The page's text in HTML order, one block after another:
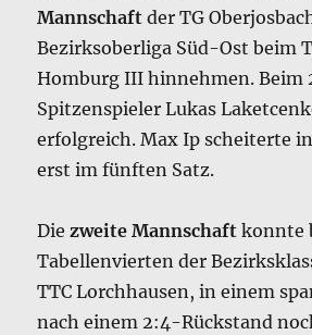
Mannschaft der TG
Bezirksoberliga Süd-Ost beim
Homburg III hinnehmen. Beim
Spitzenspieler Lukas
erfolgreich. Max Ip scheiterte
erst im fünften Satz.
Diezweite Mannschaft konnte
Tabellenvierten der
TTC Lorchhausen, in einem
nach einem 2:4-Rückstand